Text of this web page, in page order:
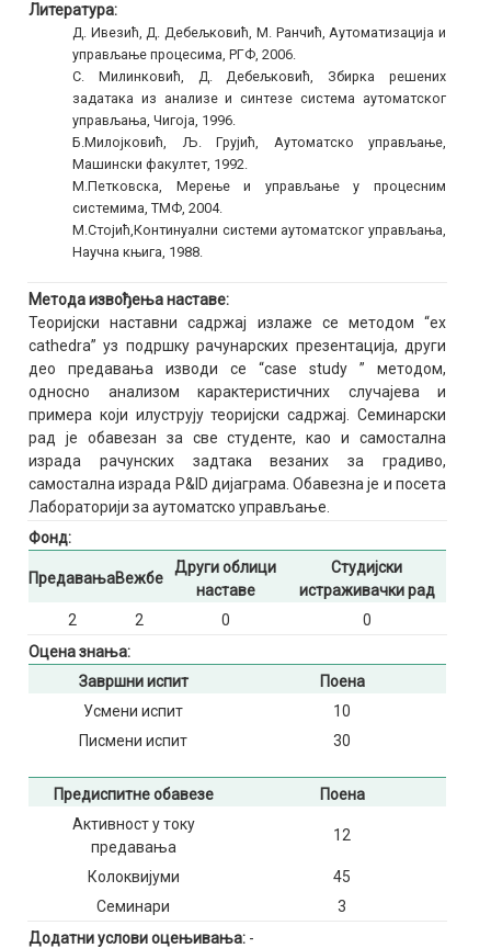
Литература:
Д. Ивезић, Д. Дебељковић, М. Ранчић, Аутоматизација и
управљање процесима, РГФ, 2006.
С. Милинковић, Д. Дебељковић, Збирка решених
задатака из анализе и синтезе система аутоматског
управљања, Чигоја, 1996.
Б.Милојковић, Љ. Грујић, Аутоматско управљање,
Машински факултет, 1992.
М.Петковска, Мерење и управљање у процесним
системима, ТМФ, 2004.
М.Стојић,Континуални системи аутоматског управљања,
Научна књига, 1988.
Метода извођења наставе:
Теоријски наставни садржај излаже се методом “ex
cathedra” уз подршку рачунарских презентација, други
део предавања изводи се “case study ” методом,
односно анализом карактеристичних случајева и
примера који илуструју теоријски садржај. Семинарски
рад је обавезан за све студенте, као и самостална
израда рачунских задтака везаних за градиво,
самостална израда Р&ID дијаграма. Обавезна је и посета
Лабораторији за аутоматско управљање.
Фонд:
ПредавањаВежбе
Други облици
наставе
Студијски
истраживачки рад
2
2 0
0
Оцена знања:
Завршни испит
Поена
Усмени испит
10
Писмени испит
30
Предиспитне обавезе
Поена
Активност у току
предавања
12
Колоквијуми
45
Семинари
3
Додатни услови оцењивања: -